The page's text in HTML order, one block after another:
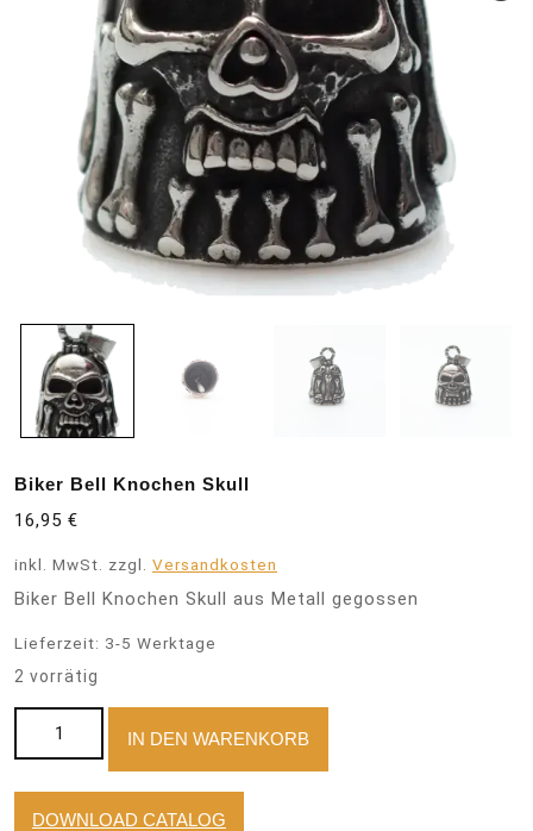
Biker Bell Knochen Skull
16,95 €
inkl. MwSt. zzgl. Versandkosten
Biker Bell Knochen Skull aus Metall gegossen
Lieferzeit: 3-5 Werktage
2 vorrätig
IN DEN WARENKORB
DOWNLOAD CATALOG